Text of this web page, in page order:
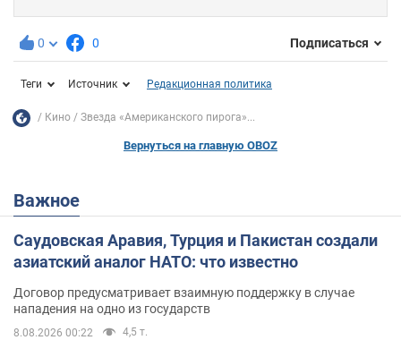
0 0 Подписаться
Теги Источник Редакционная политика
Кино Звезда «Американского пирога»...
Вернуться на главную OBOZ
Важное
Саудовская Аравия, Турция и Пакистан создали
азиатский аналог НАТО: что известно
Договор предусматривает взаимную поддержку в случае
нападения на одно из государств
8.08.2026 00:22 4,5 т.